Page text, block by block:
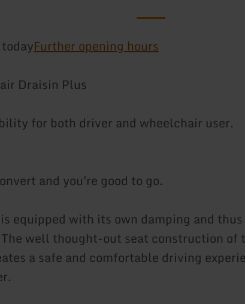
Further opening hours
Draisin Plus
for both driver and wheelchair user.
and you're good to go.
equipped with its own damping and
well thought-out seat construction of
a safe and comfortable driving